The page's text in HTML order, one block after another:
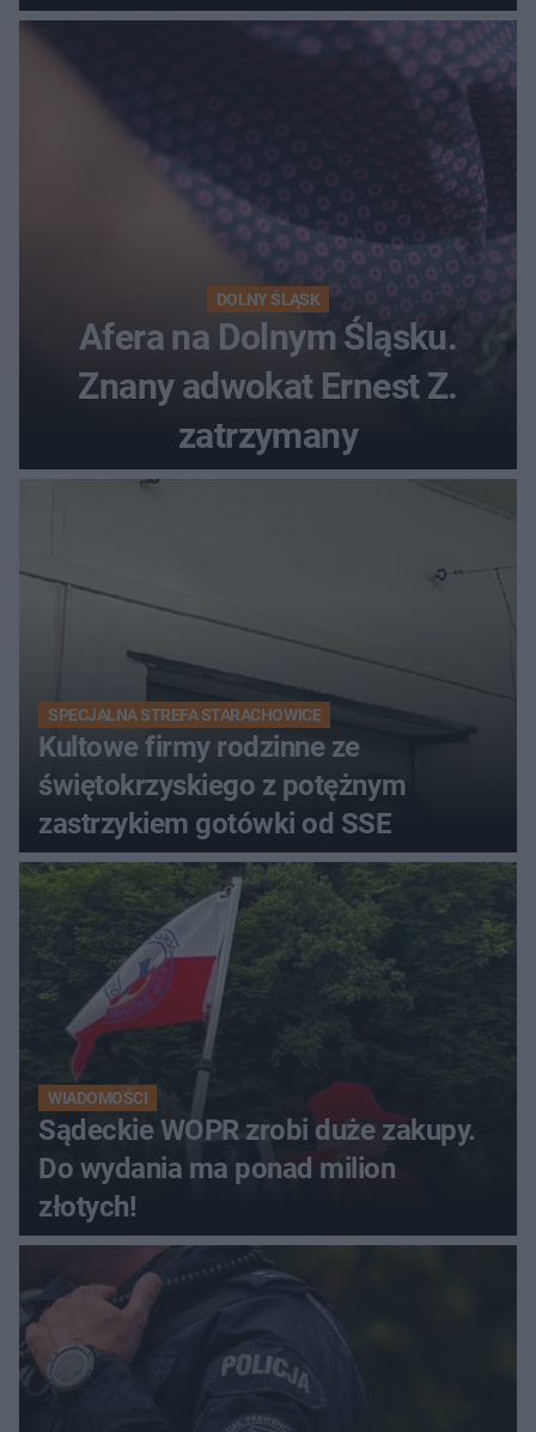
DOLNY ŚLĄSK
Afera na Dolnym Śląsku.
Znany adwokat Ernest Z.
zatrzymany
SPECJALNA STREFA STARACHOWICE
Kultowe firmy rodzinne ze
świętokrzyskiego z potężnym
zastrzykiem gotówki od SSE
WIADOMOŚCI
Sądeckie WOPR zrobi duże zakupy.
Do wydania ma ponad milion
złotych!